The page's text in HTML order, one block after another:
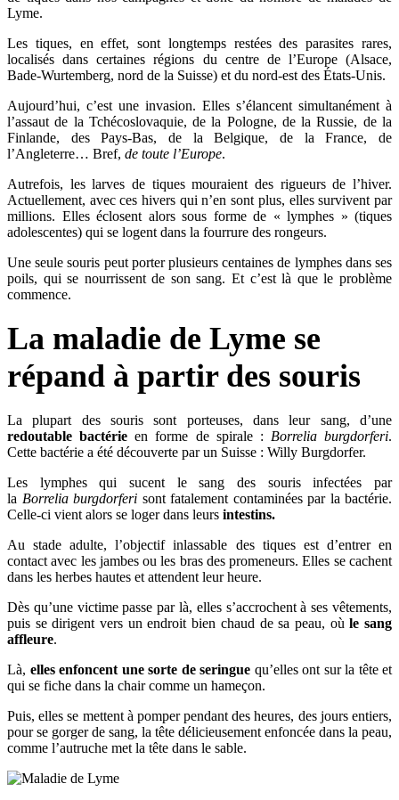
Lyme.
Les tiques, en effet, sont longtemps restées des parasites rares,
localisés dans certaines régions du centre de l’Europe (Alsace,
Bade-Wurtemberg, nord de la Suisse) et du nord-est des États-Unis.
Aujourd’hui, c’est une invasion. Elles s’élancent simultanément à
l’assaut de la Tchécoslovaquie, de la Pologne, de la Russie, de la
Finlande, des Pays-Bas, de la Belgique, de la France, de
l’Angleterre… Bref, de toute l’Europe.
Autrefois, les larves de tiques mouraient des rigueurs de l’hiver.
Actuellement, avec ces hivers qui n’en sont plus, elles survivent par
millions. Elles éclosent alors sous forme de « lymphes » (tiques
adolescentes) qui se logent dans la fourrure des rongeurs.
Une seule souris peut porter plusieurs centaines de lymphes dans ses
poils, qui se nourrissent de son sang. Et c’est là que le problème
commence.
La maladie de Lyme se
répand à partir des souris
La plupart des souris sont porteuses, dans leur sang, d’une
redoutable bactérie en forme de spirale : Borrelia burgdorferi.
Cette bactérie a été découverte par un Suisse : Willy Burgdorfer.
Les lymphes qui sucent le sang des souris infectées par
la Borrelia burgdorferi sont fatalement contaminées par la bactérie.
Celle-ci vient alors se loger dans leurs intestins.
Au stade adulte, l’objectif inlassable des tiques est d’entrer en
contact avec les jambes ou les bras des promeneurs. Elles se cachent
dans les herbes hautes et attendent leur heure.
Dès qu’une victime passe par là, elles s’accrochent à ses vêtements,
puis se dirigent vers un endroit bien chaud de sa peau, oùle sang
affleure.
Là, elles enfoncent une sorte de seringue qu’elles ont sur la tête et
qui se fiche dans la chair comme un hameçon.
Puis, elles se mettent à pomper pendant des heures, des jours entiers,
pour se gorger de sang, la tête délicieusement enfoncée dans la peau,
comme l’autruche met la tête dans le sable.